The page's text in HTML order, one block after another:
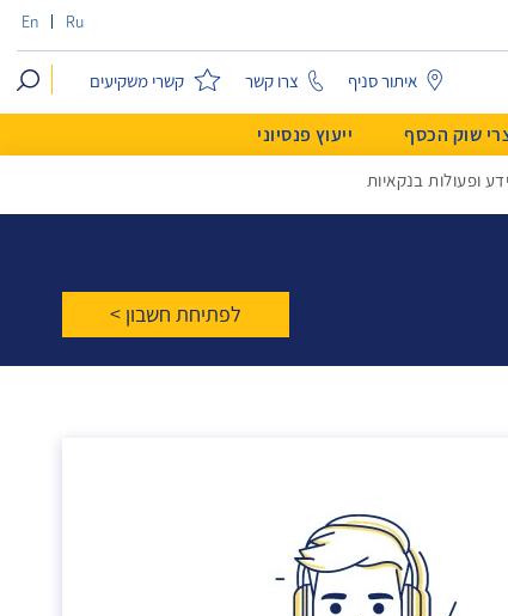
Ru
En
איתור סניף צרו קשר קשרי משקיעים
ופעולות בנקאיות
שוק הכסף
ייעוץ פנסיוני
לפתיחת חשבון >